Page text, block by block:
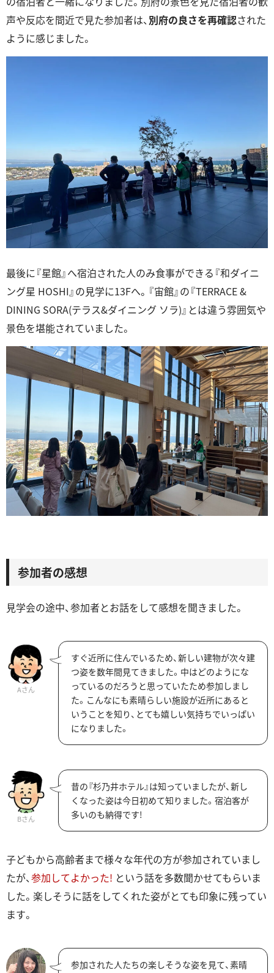
声や反応を間近で見た参加者は、 別府の良さを再確認された
ように感じました。
最後に『星館』へ宿泊された人のみ食事ができる『和ダイニ
ング星 HOSHI』の見学に13Fへ。『宙館』の『TERRACE &
DINING SORA(テラス&ダイニング ソラ)』とは違う雰囲気や
景色を堪能されていました。
参加者の感想
見学会の途中、参加者とお話をして感想を聞きました。
Aさん
すぐ近所に住んでいるため、新しい建物が次々建
つ姿を数年間見てきました。中はどのようにな
っているのだろうと思っていたため参加しまし
た。こんなにも素晴らしい施設が近所にあると
いうことを知り、とても嬉しい気持ちでいっぱい
になりました。
Bさん
昔の『杉乃井ホテル』は知っていましたが、新し
くなった姿は今日初めて知りました。宿泊客が
多いのも納得です!
子どもから高齢者まで様々な年代の方が参加されていまし
たが、 参加してよかった! という話を多数聞かせてもらいま
した。楽しそうに話をしてくれた姿がとても印象に残ってい
ます。
参加された人たちの楽しそうな姿を見て、素晴